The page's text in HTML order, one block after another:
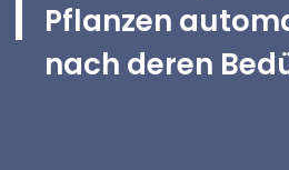
Pflanzen
nach deren